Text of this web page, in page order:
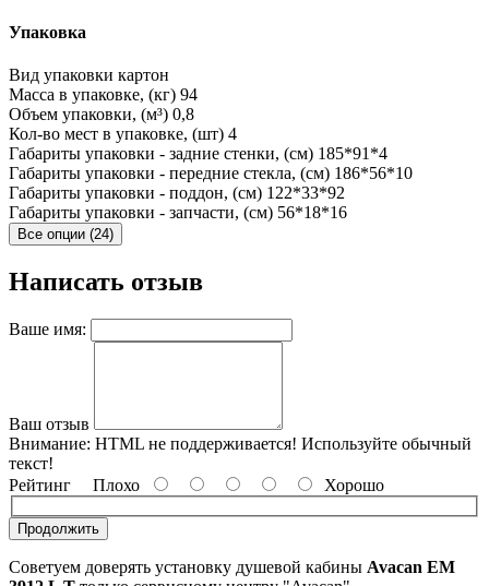
Упаковка
Вид упаковки картон
Масса в упаковке, (кг) 94
Объем упаковки, (м³) 0,8
Кол-во мест в упаковке, (шт) 4
Габариты упаковки - задние стенки, (см) 185*91*4
Габариты упаковки - передние стекла, (см) 186*56*10
Габариты упаковки - поддон, (см) 122*33*92
Габариты упаковки - запчасти, (см) 56*18*16
Все опции (24)
Написать отзыв
Ваше имя:
Ваш отзыв
Внимание: HTML не поддерживается! Используйте обычный
текст!
Рейтинг Плохо Хорошо
Продолжить
Советуем доверять установку душевой кабины Avacan EM